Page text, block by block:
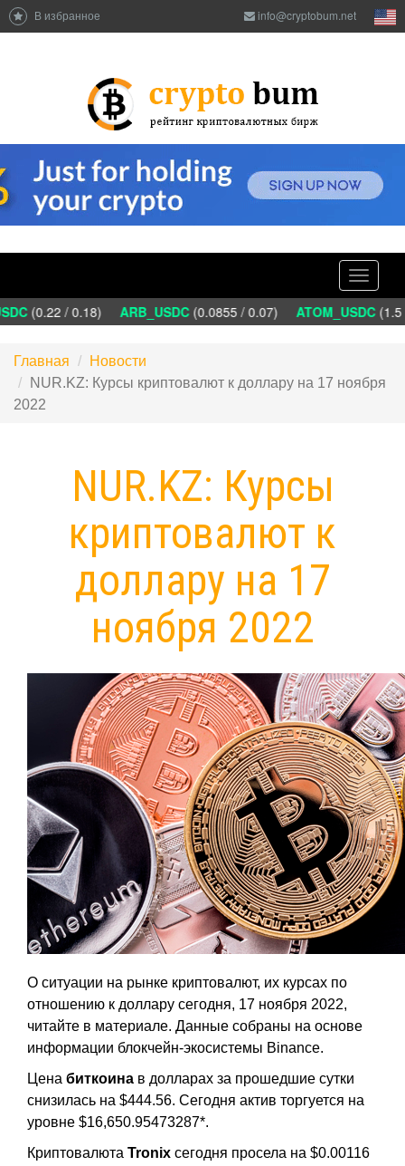
В избранное info@cryptobum.net
Toggle
(0.22 / 0.18) ARB_USDC(0.0855 / 0.07) ATOM_USDC(1.5
Главная
Новости
NUR.KZ: Курсы криптовалют к доллару на 17 ноября
2022
NUR.KZ: Курсы
криптовалют к
доллару на 17
ноября 2022
О ситуации на рынке криптовалют, их курсах по
отношению к доллару сегодня, 17 ноября 2022,
читайте в материале. Данные собраны на основе
информации блокчейн-экосистемы Binance.
Цена биткоина в долларах за прошедшие сутки
снизилась на $444.56. Сегодня актив торгуется на
уровне $16,650.95473287*.
Криптовалюта Tronix сегодня просела на $0.00116